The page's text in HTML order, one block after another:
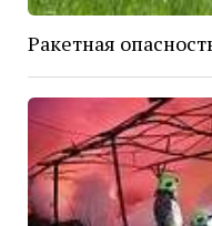
Ракетная